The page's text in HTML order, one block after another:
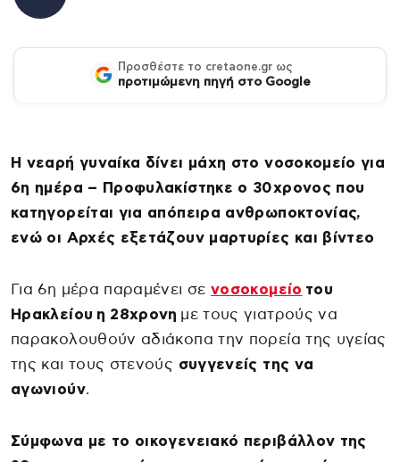
Προσθέστε το cretaone.gr ως
προτιμώμενη πηγή στο Google
Η νεαρή γυναίκα δίνει μάχη στο νοσοκομείο για
6η ημέρα – Προφυλακίστηκε ο 30χρονος που
κατηγορείται για απόπειρα ανθρωποκτονίας,
ενώ οι Αρχές εξετάζουν μαρτυρίες και βίντεο
Για 6η μέρα παραμένει σε νοσοκομείο του
Ηρακλείου η 28χρονη με τους γιατρούς να
παρακολουθούν αδιάκοπα την πορεία της υγείας
της και τους στενούς συγγενείς της να
αγωνιούν.
Σύμφωνα με το οικογενειακό περιβάλλον της